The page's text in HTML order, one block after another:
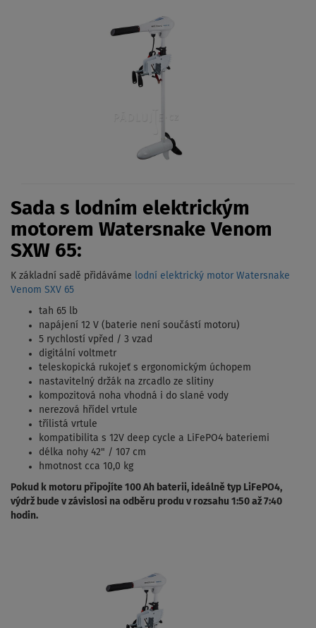
Sada s lodním elektrickým
motorem Watersnake Venom
SXW 65:
K základní sadě přidáváme
lodní elektrický motor Watersnake
Venom SXV 65
tah 65 lb
napájení 12 V (baterie není součástí motoru)
5 rychlostí vpřed / 3 vzad
digitální voltmetr
teleskopická rukojeť s ergonomickým úchopem
nastavitelný držák na zrcadlo ze slitiny
kompozitová noha vhodná i do slané vody
nerezová hřídel vrtule
třílistá vrtule
kompatibilita s 12V deep cycle a LiFePO4 bateriemi
délka nohy 42" / 107 cm
hmotnost cca 10,0 kg
Pokud k motoru připojíte 100 Ah baterii, ideálně typ LiFePO4,
výdrž bude v závislosi na odběru produ v rozsahu 1:50 až 7:40
hodin.